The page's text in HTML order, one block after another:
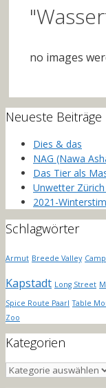
no images
Neueste Beiträge
Dies & das
NAG (Nawa
Das Tier als
Unwetter Zürich
2021-
Schlagwörter
Armut Breede Valley
Kapstadt Long Street
Spice Route Paarl Table
Zoo
Kategorien
Kategorien